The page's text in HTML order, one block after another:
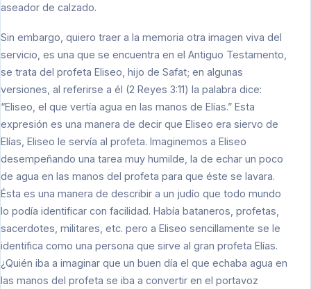
aseador de calzado.
Sin embargo, quiero traer a la memoria otra imagen viva del
servicio, es una que se encuentra en el Antiguo Testamento,
se trata del profeta Eliseo, hijo de Safat; en algunas
versiones, al referirse a él (2 Reyes 3:11) la palabra dice:
“Eliseo, el que vertía agua en las manos de Elías.” Esta
expresión es una manera de decir que Eliseo era siervo de
Elías, Eliseo le servía al profeta. Imaginemos a Eliseo
desempeñando una tarea muy humilde, la de echar un poco
de agua en las manos del profeta para que éste se lavara.
Ésta es una manera de describir a un judío que todo mundo
lo podía identificar con facilidad. Había bataneros, profetas,
sacerdotes, militares, etc. pero a Eliseo sencillamente se le
identifica como una persona que sirve al gran profeta Elías.
¿Quién iba a imaginar que un buen día el que echaba agua en
las manos del profeta se iba a convertir en el portavoz